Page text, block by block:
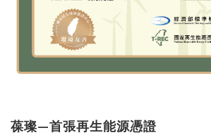
葆璨—首張再生能源憑證